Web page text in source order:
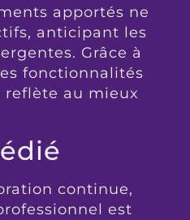
apportés ne
anticipant les
Grâce à
fonctionnalités
reflète au mieux
continue,
est